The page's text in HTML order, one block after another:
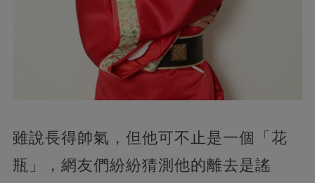
雖說長得帥氣，但他可不止是一個「花
瓶」，網友們紛紛猜測他的離去是謠